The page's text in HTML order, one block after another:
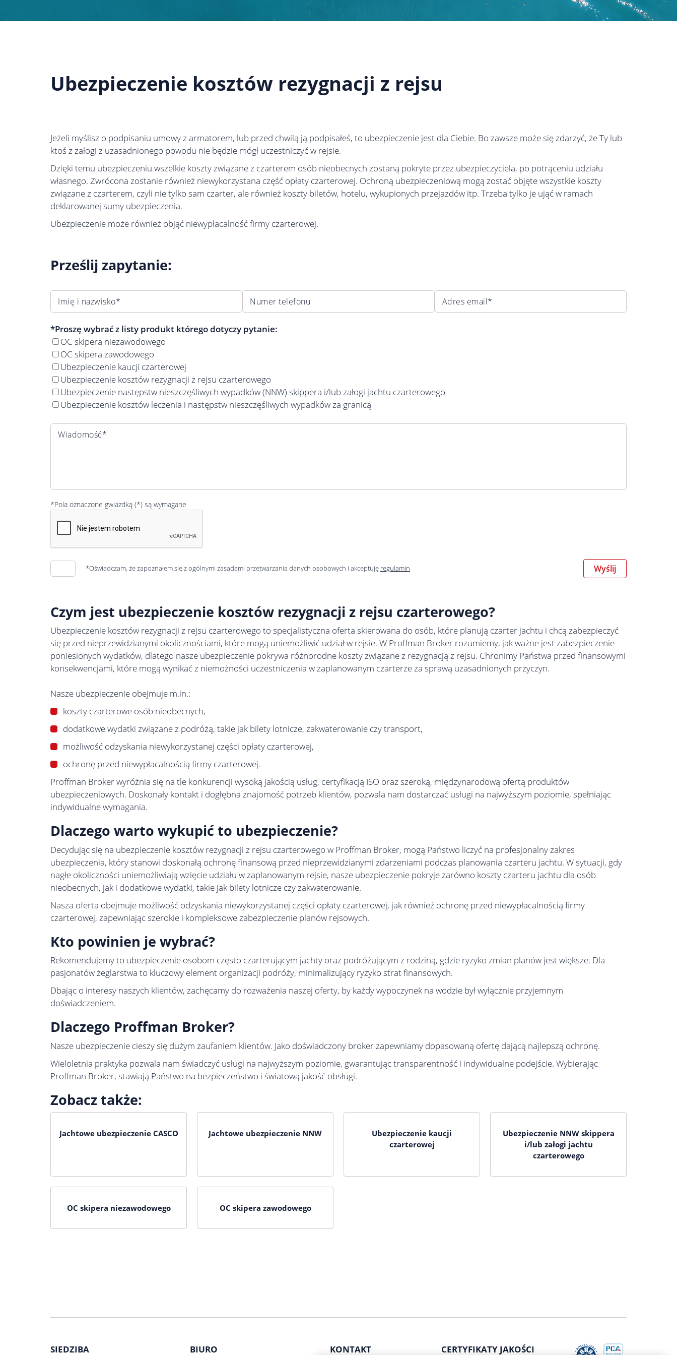
Ubezpieczenie kosztów rezygnacji z rejsu
Jeżeli myślisz o podpisaniu umowy z armatorem, lub przed chwilą ją podpisałeś, to ubezpieczenie jest dla Ciebie. Bo zawsze może się zdarzyć, że Ty lub
ktoś z załogi z uzasadnionego powodu nie będzie mógł uczestniczyć w rejsie.
Dzięki temu ubezpieczeniu wszelkie koszty związane z czarterem osób nieobecnych zostaną pokryte przez ubezpieczyciela, po potrąceniu udziału
własnego. Zwrócona zostanie również niewykorzystana część opłaty czarterowej. Ochroną ubezpieczeniową mogą zostać objęte wszystkie koszty
związane z czarterem, czyli nie tylko sam czarter, ale również koszty biletów, hotelu, wykupionych przejazdów itp. Trzeba tylko je ująć w ramach
deklarowanej sumy ubezpieczenia.
Ubezpieczenie może również objąć niewypłacalność firmy czarterowej.
Prześlij zapytanie:
Imię i nazwisko* Numer telefonu Adres email*
*Proszę wybrać z listy produkt którego dotyczy pytanie:
OC skipera niezawodowego
OC skipera zawodowego
Ubezpieczenie kaucji czarterowej
Ubezpieczenie kosztów rezygnacji z rejsu czarterowego
Ubezpieczenie następstw nieszczęśliwych wypadków (NNW) skippera i/lub załogi jachtu czarterowego
Ubezpieczenie kosztów leczenia i następstw nieszczęśliwych wypadków za granicą
Wiadomość*
*Pola oznaczone gwiazdką (*) są wymagane
*Oświadczam, że zapoznałem się z ogólnymi zasadami przetwarzania danych osobowych i akceptuję regulamin Wyślij
Czym jest ubezpieczenie kosztów rezygnacji z rejsu czarterowego?
Ubezpieczenie kosztów rezygnacji z rejsu czarterowego to specjalistyczna oferta skierowana do osób, które planują czarter jachtu i chcą zabezpieczyć
się przed nieprzewidzianymi okolicznościami, które mogą uniemożliwić udział w rejsie. W Proffman Broker rozumiemy, jak ważne jest zabezpieczenie
poniesionych wydatków, dlatego nasze ubezpieczenie pokrywa różnorodne koszty związane z rezygnacją z rejsu. Chronimy Państwa przed finansowymi
konsekwencjami, które mogą wynikać z niemożności uczestniczenia w zaplanowanym czarterze za sprawą uzasadnionych przyczyn.
Nasze ubezpieczenie obejmuje m.in.:
koszty czarterowe osób nieobecnych,
dodatkowe wydatki związane z podróżą, takie jak bilety lotnicze, zakwaterowanie czy transport,
możliwość odzyskania niewykorzystanej części opłaty czarterowej,
ochronę przed niewypłacalnością firmy czarterowej.
Proffman Broker wyróżnia się na tle konkurencji wysoką jakością usług, certyfikacją ISO oraz szeroką, międzynarodową ofertą produktów
ubezpieczeniowych. Doskonały kontakt i dogłębna znajomość potrzeb klientów, pozwala nam dostarczać usługi na najwyższym poziomie, spełniając
indywidualne wymagania.
Dlaczego warto wykupić to ubezpieczenie?
Decydując się na ubezpieczenie kosztów rezygnacji z rejsu czarterowego w Proffman Broker, mogą Państwo liczyć na profesjonalny zakres
ubezpieczenia, który stanowi doskonałą ochronę finansową przed nieprzewidzianymi zdarzeniami podczas planowania czarteru jachtu. W sytuacji, gdy
nagłe okoliczności uniemożliwiają wzięcie udziału w zaplanowanym rejsie, nasze ubezpieczenie pokryje zarówno koszty czarteru jachtu dla osób
nieobecnych, jak i dodatkowe wydatki, takie jak bilety lotnicze czy zakwaterowanie.
Nasza oferta obejmuje możliwość odzyskania niewykorzystanej części opłaty czarterowej, jak również ochronę przed niewypłacalnością firmy
czarterowej, zapewniając szerokie i kompleksowe zabezpieczenie planów rejsowych.
Kto powinien je wybrać?
Rekomendujemy to ubezpieczenie osobom często czarterującym jachty oraz podróżującym z rodziną, gdzie ryzyko zmian planów jest większe. Dla
pasjonatów żeglarstwa to kluczowy element organizacji podróży, minimalizujący ryzyko strat finansowych.
Dbając o interesy naszych klientów, zachęcamy do rozważenia naszej oferty, by każdy wypoczynek na wodzie był wyłącznie przyjemnym
doświadczeniem.
Dlaczego Proffman Broker?
Nasze ubezpieczenie cieszy się dużym zaufaniem klientów. Jako doświadczony broker zapewniamy dopasowaną ofertę dającą najlepszą ochronę.
Wieloletnia praktyka pozwala nam świadczyć usługi na najwyższym poziomie, gwarantując transparentność i indywidualne podejście. Wybierając
Proffman Broker, stawiają Państwo na bezpieczeństwo i światową jakość obsługi.
Zobacz także:
Jachtowe ubezpieczenie CASCO Jachtowe ubezpieczenie NNW
Ubezpieczenie kaucji
czarterowej
Ubezpieczenie NNW skippera
i/lub załogi jachtu
czarterowego
OC skipera niezawodowego OC skipera zawodowego
SIEDZIBA BIURO KONTAKT CERTYFIKATY JAKOŚCI